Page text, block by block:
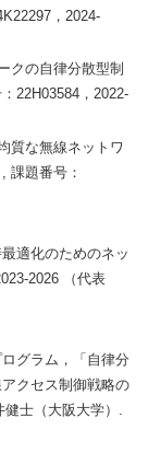
，2024-
クの自律分散型制
22H03584，2022-
質な無線ネットワ
課題番号：
適化のためのネッ
2026 （代表
グラム，「自律分
クセス制御戦略の
健⼠（大阪大学）.